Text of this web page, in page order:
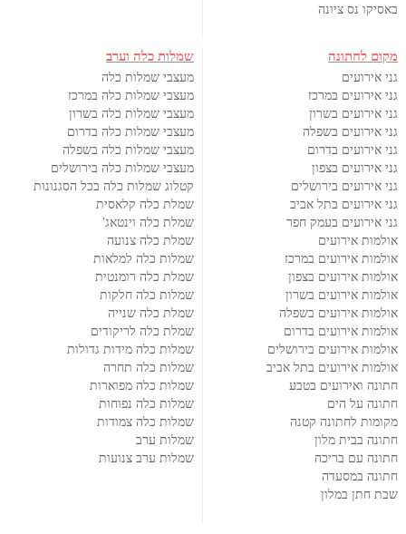
באסיקו נס ציונה
מקום לחתונה
גני אירועים
גני אירועים במרכז
גני אירועים בשרון
גני אירועים בשפלה
גני אירועים בדרום
גני אירועים בצפון
גני אירועים בירושלים
גני אירועים בתל אביב
גני אירועים בעמק חפר
אולמות אירועים
אולמות אירועים במרכז
אולמות אירועים בצפון
אולמות אירועים בשרון
אולמות אירועים בשפלה
אולמות אירועים בדרום
אולמות אירועים בירושלים
אולמות אירועים בתל אביב
חתונה ואירועים בטבע
חתונה על הים
מקומות לחתונה קטנה
חתונה בבית מלון
חתונה עם בריכה
חתונה במסעדה
שבת חתן במלון
שמלות כלה וערב
מעצבי שמלות כלה
מעצבי שמלות כלה במרכז
מעצבי שמלות כלה בשרון
מעצבי שמלות כלה בדרום
מעצבי שמלות כלה בשפלה
מעצבי שמלות כלה בירושלים
קטלוג שמלות כלה בכל הסגנונות
שמלת כלה קלאסית
שמלת כלה וינטאג'
שמלת כלה צנועה
שמלות כלה למלאות
שמלת כלה רומנטית
שמלות כלה חלקות
שמלת כלה שנייה
שמלת כלה לריקודים
שמלות כלה מידות גדולות
שמלות כלה תחרה
שמלות כלה מפוארות
שמלות כלה נפוחות
שמלות כלה צמודות
שמלות ערב
שמלות ערב צנועות